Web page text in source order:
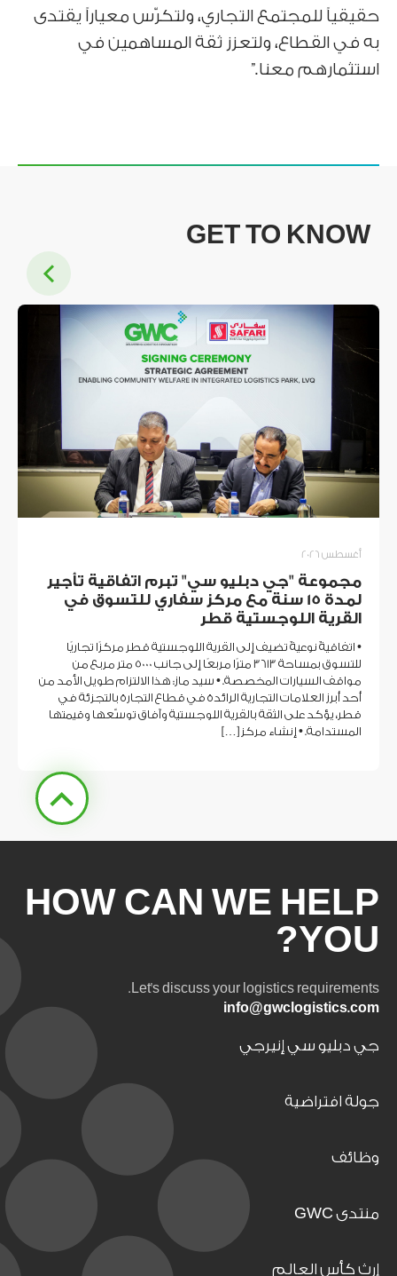
حقيقياً للمجتمع التجاري، ولتكرّس معياراً يقتدى
به في القطاع، ولتعزز ثقة المساهمين في
استثمارهم معنا.”
GET TO KNOW
أغسطس 2026
مجموعة "جي دبليو سي" تبرم اتفاقية تأجير
لمدة 15 سنة مع مركز سفاري للتسوق في
القرية اللوجستية قطر
• اتفاقيةٌ نوعيةٌ تضيف إلى القرية اللوجستية قطر مركزًا تجاريًا
للتسوق بمساحة 3613 مترًا مربعًا إلى جانب 5000 متر مربع من
مواقف السيارات المخصصة. • سيد ماز: هذا الالتزام طويل الأمد من
أحد أبرز العلامات التجارية الرائدة في قطاع التجارة بالتجزئة في
قطر، يؤكد على الثقة بالقرية اللوجستية وآفاق توسّعها وقيمتها
المستدامة. • إنشاء مركز […]
HOW CAN WE HELP
YOU?
Let's discuss your logistics requirements.
info@gwclogistics.com
جي دبليو سي إنيرجي
جولة افتراضية
وظائف
منتدى GWC
إرث كأس العالم